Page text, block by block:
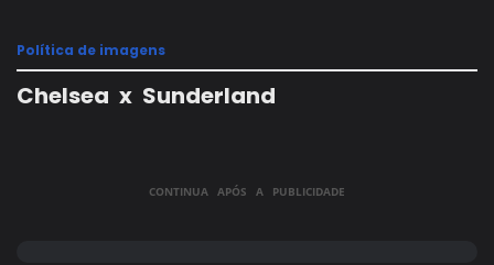
Política de imagens
Chelsea x Sunderland
CONTINUA APÓS A PUBLICIDADE